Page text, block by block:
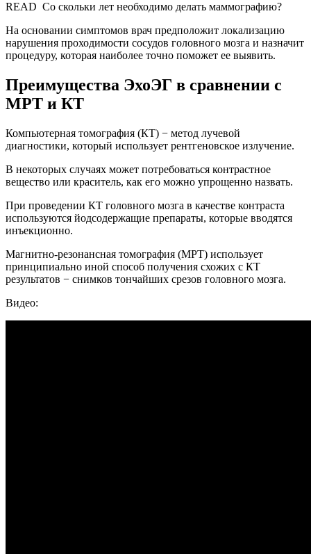
READ Со скольки лет необходимо делать маммографию?
На основании симптомов врач предположит локализацию
нарушения проходимости сосудов головного мозга и назначит
процедуру, которая наиболее точно поможет ее выявить.
Преимущества ЭхоЭГ в сравнении с
МРТ и КТ
Компьютерная томография (КТ) − метод лучевой
диагностики, который использует рентгеновское излучение.
В некоторых случаях может потребоваться контрастное
вещество или краситель, как его можно упрощенно назвать.
При проведении КТ головного мозга в качестве контраста
используются йодсодержащие препараты, которые вводятся
инъекционно.
Магнитно-резонансная томография (МРТ) использует
принципиально иной способ получения схожих с КТ
результатов − снимков тончайших срезов головного мозга.
Видео: